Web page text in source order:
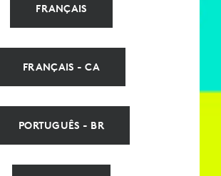
FRANÇAIS
FRANÇAIS - CA
PORTUGUÊS - BR